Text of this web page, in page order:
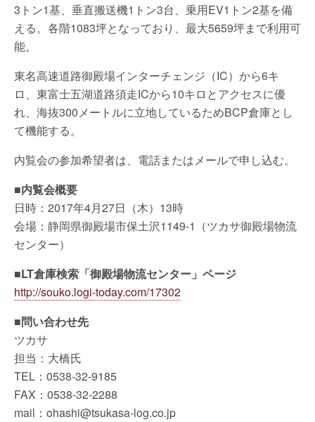
3トン1基、垂直搬送機1トン3台、乗用EV1トン2基を備
える。各階1083坪となっており、最大5659坪まで利用可
能。
東名高速道路御殿場インターチェンジ（IC）から6キ
ロ、東富士五湖道路須走ICから10キロとアクセスに優
れ、海抜300メートルに立地しているためBCP倉庫とし
て機能する。
内覧会の参加希望者は、電話またはメールで申し込む。
■内覧会概要
日時：2017年4月27日（木）13時
会場：静岡県御殿場市保土沢1149-1（ツカサ御殿場物流
センター）
■LT倉庫検索「御殿場物流センター」ページ
http://souko.logi-today.com/17302
■問い合わせ先
ツカサ
担当：大橋氏
TEL：0538-32-9185
FAX：0538-32-2288
mail：ohashi@tsukasa-log.co.jp